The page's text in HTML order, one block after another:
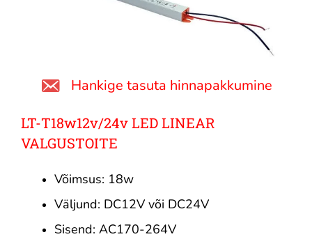
Hankige tasuta hinnapakkumine
LT-T18w12v/24v LED LINEAR
VALGUSTOITE
Võimsus: 18w
Väljund: DC12V või DC24V
Sisend: AC170-264V